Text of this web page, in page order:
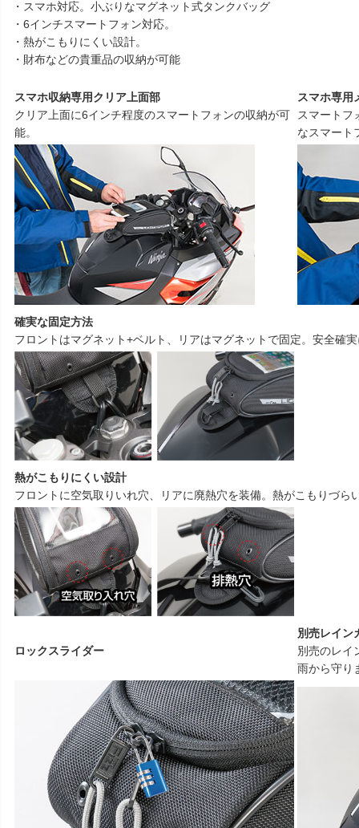
・スマホ対応。小ぶりなマグネット式タンクバッグ
・6インチスマートフォン対応。
・熱がこもりにくい設計。
・財布などの貴重品の収納が可能
スマホ収納専用クリア上面部
クリア上面に6インチ程度のスマートフォンの収納が可
能。
スマホ専用
スマートフ
なスマート
確実な固定方法
フロントはマグネット+ベルト、リアはマグネットで固定。安全確
熱がこもりにくい設計
フロントに空気取りいれ穴、リアに廃熱穴を装備。熱がこもりづら
ロックスライダー
別売レイン
別売のレイ
雨から守り